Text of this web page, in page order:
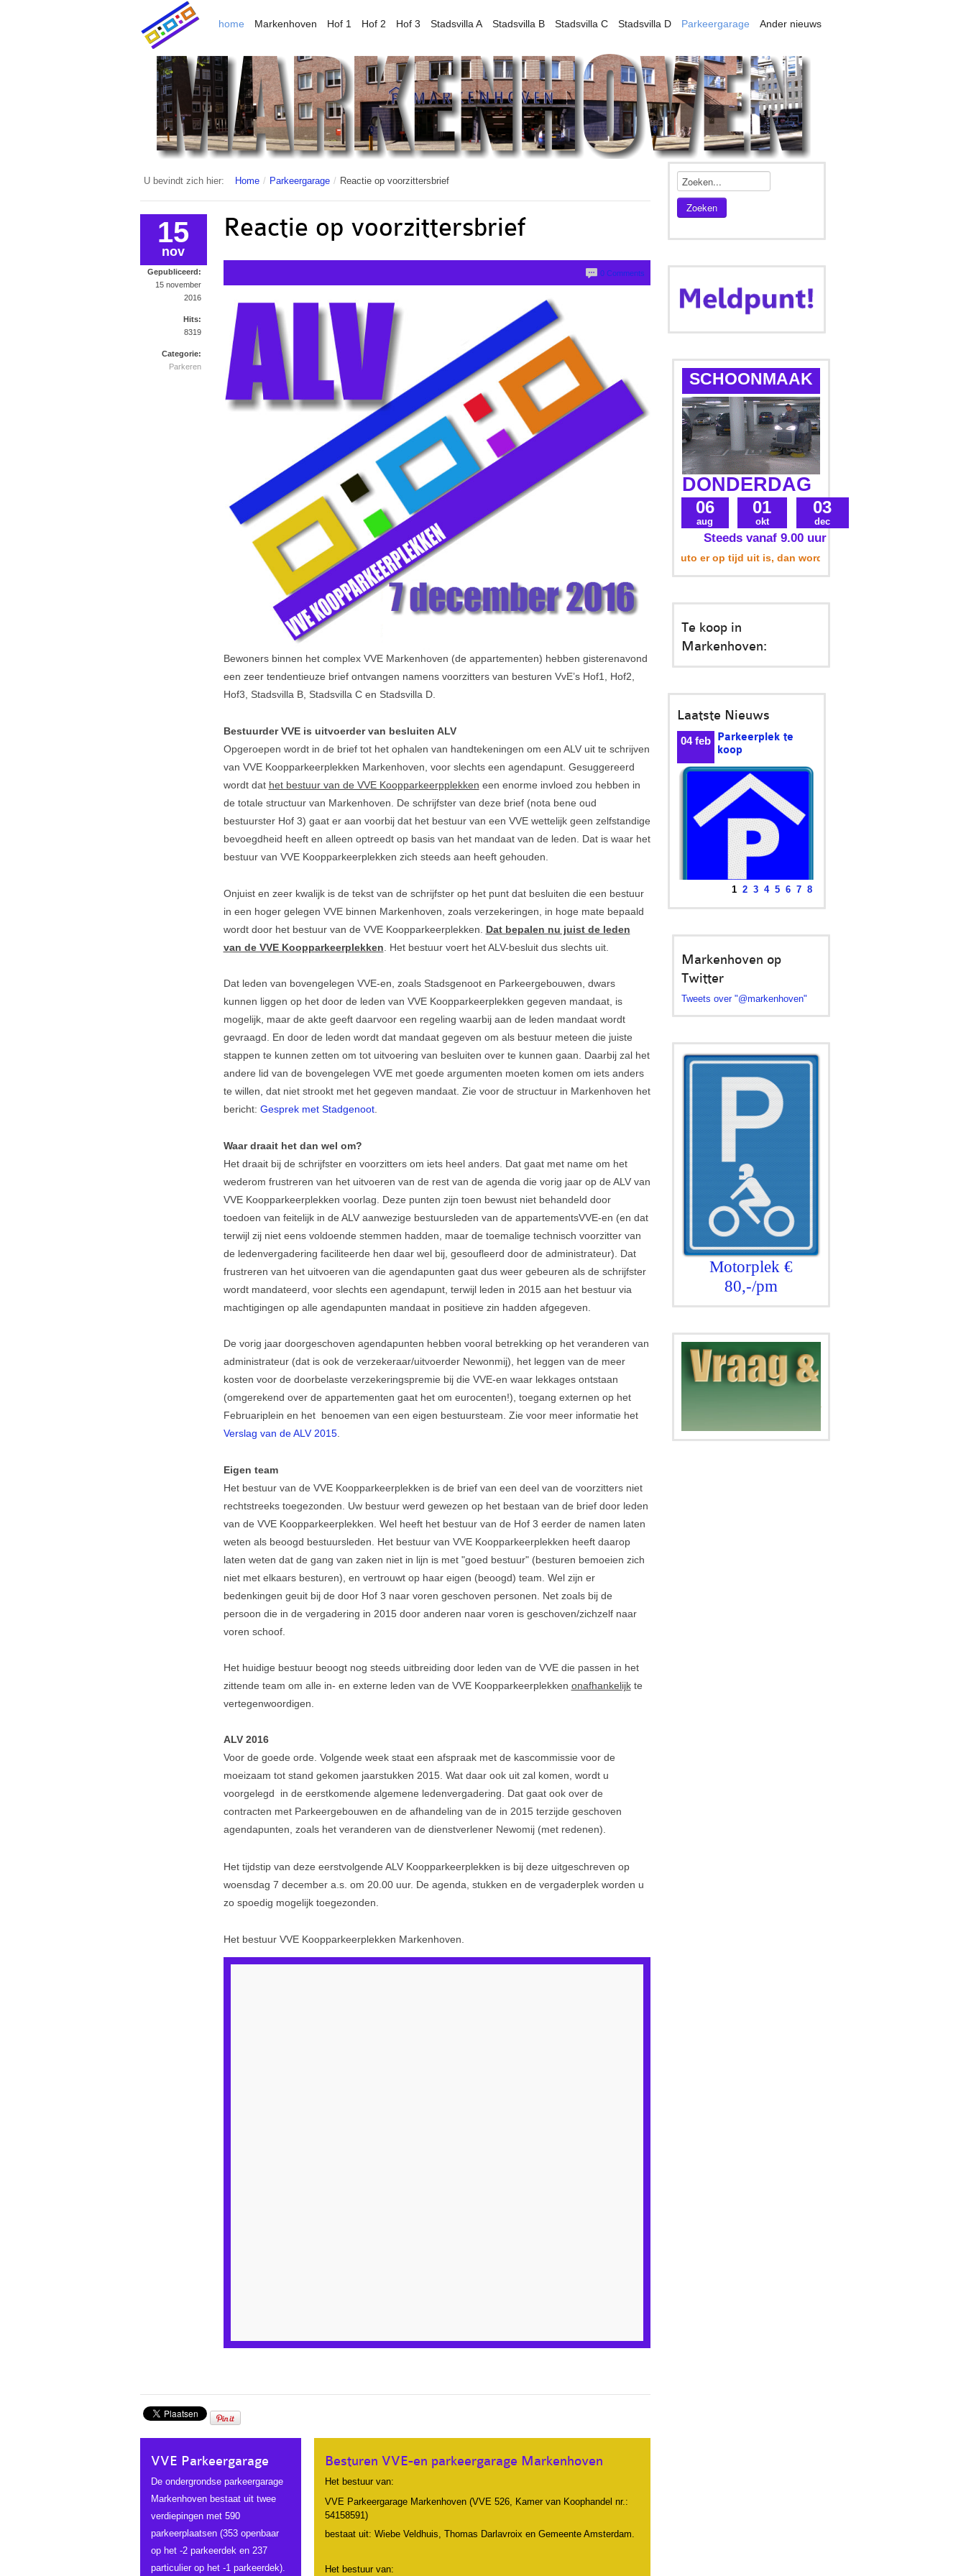
home Markenhoven Hof 1 Hof 2 Hof 3 Stadsvilla A Stadsvilla B Stadsvilla C Stadsvilla D Parkeergarage Ander nieuws
U bevindt zich hier: Home / Parkeergarage / Reactie op voorzittersbrief
15
nov
Gepubliceerd:
15 november
2016
Hits:
8319
Categorie:
Parkeren
Reactie op voorzittersbrief
0 Comments
Bewoners binnen het complex VVE Markenhoven (de appartementen) hebben gisterenavond
een zeer tendentieuze brief ontvangen namens voorzitters van besturen VvE’s Hof1, Hof2,
Hof3, Stadsvilla B, Stadsvilla C en Stadsvilla D.
Bestuurder VVE is uitvoerder van besluiten ALV
Opgeroepen wordt in de brief tot het ophalen van handtekeningen om een ALV uit te schrijven
van VVE Koopparkeerplekken Markenhoven, voor slechts een agendapunt. Gesuggereerd
wordt dat het bestuur van de VVE Koopparkeerpplekken een enorme invloed zou hebben in
de totale structuur van Markenhoven. De schrijfster van deze brief (nota bene oud
bestuurster Hof 3) gaat er aan voorbij dat het bestuur van een VVE wettelijk geen zelfstandige
bevoegdheid heeft en alleen optreedt op basis van het mandaat van de leden. Dat is waar het
bestuur van VVE Koopparkeerplekken zich steeds aan heeft gehouden.
Onjuist en zeer kwalijk is de tekst van de schrijfster op het punt dat besluiten die een bestuur
in een hoger gelegen VVE binnen Markenhoven, zoals verzekeringen, in hoge mate bepaald
wordt door het bestuur van de VVE Koopparkeerplekken. Dat bepalen nu juist de leden
van de VVE Koopparkeerplekken . Het bestuur voert het ALV-besluit dus slechts uit.
Dat leden van bovengelegen VVE-en, zoals Stadsgenoot en Parkeergebouwen, dwars
kunnen liggen op het door de leden van VVE Koopparkeerplekken gegeven mandaat, is
mogelijk, maar de akte geeft daarvoor een regeling waarbij aan de leden mandaat wordt
gevraagd. En door de leden wordt dat mandaat gegeven om als bestuur meteen die juiste
stappen te kunnen zetten om tot uitvoering van besluiten over te kunnen gaan. Daarbij zal het
andere lid van de bovengelegen VVE met goede argumenten moeten komen om iets anders
te willen, dat niet strookt met het gegeven mandaat. Zie voor de structuur in Markenhoven het
bericht: Gesprek met Stadgenoot.
Waar draait het dan wel om?
Het draait bij de schrijfster en voorzitters om iets heel anders. Dat gaat met name om het
wederom frustreren van het uitvoeren van de rest van de agenda die vorig jaar op de ALV van
VVE Koopparkeerplekken voorlag. Deze punten zijn toen bewust niet behandeld door
toedoen van feitelijk in de ALV aanwezige bestuursleden van de appartementsVVE-en (en dat
terwijl zij niet eens voldoende stemmen hadden, maar de toemalige technisch voorzitter van
de ledenvergadering faciliteerde hen daar wel bij, gesoufleerd door de administrateur). Dat
frustreren van het uitvoeren van die agendapunten gaat dus weer gebeuren als de schrijfster
wordt mandateerd, voor slechts een agendapunt, terwijl leden in 2015 aan het bestuur via
machtigingen op alle agendapunten mandaat in positieve zin hadden afgegeven.
De vorig jaar doorgeschoven agendapunten hebben vooral betrekking op het veranderen van
administrateur (dat is ook de verzekeraar/uitvoerder Newonmij), het leggen van de meer
kosten voor de doorbelaste verzekeringspremie bij die VVE-en waar lekkages ontstaan
(omgerekend over de appartementen gaat het om eurocenten!), toegang externen op het
Februariplein en het benoemen van een eigen bestuursteam. Zie voor meer informatie het
Verslag van de ALV 2015.
Eigen team
Het bestuur van de VVE Koopparkeerplekken is de brief van een deel van de voorzitters niet
rechtstreeks toegezonden. Uw bestuur werd gewezen op het bestaan van de brief door leden
van de VVE Koopparkeerplekken. Wel heeft het bestuur van de Hof 3 eerder de namen laten
weten als beoogd bestuursleden. Het bestuur van VVE Koopparkeerplekken heeft daarop
laten weten dat de gang van zaken niet in lijn is met "goed bestuur" (besturen bemoeien zich
niet met elkaars besturen), en vertrouwt op haar eigen (beoogd) team. Wel zijn er
bedenkingen geuit bij de door Hof 3 naar voren geschoven personen. Net zoals bij de
persoon die in de vergadering in 2015 door anderen naar voren is geschoven/zichzelf naar
voren schoof.
Het huidige bestuur beoogt nog steeds uitbreiding door leden van de VVE die passen in het
zittende team om alle in- en externe leden van de VVE Koopparkeerplekken onafhankelijkte
vertegenwoordigen.
ALV 2016
Voor de goede orde. Volgende week staat een afspraak met de kascommissie voor de
moeizaam tot stand gekomen jaarstukken 2015. Wat daar ook uit zal komen, wordt u
voorgelegd in de eerstkomende algemene ledenvergadering. Dat gaat ook over de
contracten met Parkeergebouwen en de afhandeling van de in 2015 terzijde geschoven
agendapunten, zoals het veranderen van de dienstverlener Newomij (met redenen).
Het tijdstip van deze eerstvolgende ALV Koopparkeerplekken is bij deze uitgeschreven op
woensdag 7 december a.s. om 20.00 uur. De agenda, stukken en de vergaderplek worden u
zo spoedig mogelijk toegezonden.
Het bestuur VVE Koopparkeerplekken Markenhoven.
VVE Parkeergarage
De ondergrondse parkeergarage
Markenhoven bestaat uit twee
verdiepingen met 590
parkeerplaatsen (353 openbaar
op het -2 parkeerdek en 237
particulier op het -1 parkeerdek).
Besturen VVE-en parkeergarage Markenhoven
Het bestuur van:
VVE Parkeergarage Markenhoven (VVE 526, Kamer van Koophandel nr.:
54158591)
bestaat uit: Wiebe Veldhuis, Thomas Darlavroix en Gemeente Amsterdam.
Het bestuur van:
Zoeken
SCHOONMAAK
DONDERDAG
06
aug
01
okt
03
dec
Steeds vanaf 9.00 uur
Zorg dat uw auto er op tijd uit is, dan wordt uw parkeerplek ook
Te koop in
Markenhoven:
Laatste Nieuws
24
Beantwoording
vragen over
brandgevaar in
parkeergarages en onder
woningen
Minister Knops biedt de
antwoorden aan op de...
1 2 3 4 5 6 7 8
Markenhoven op
Twitter
Tweets over "@markenhoven"
Motorplek €
80,-/pm
.